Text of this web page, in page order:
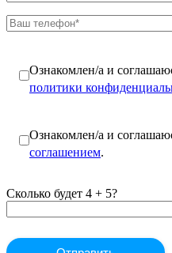
Ознакомлен/а и
политики
Ознакомлен/а и
соглашением.
Сколько будет 4 + 5?